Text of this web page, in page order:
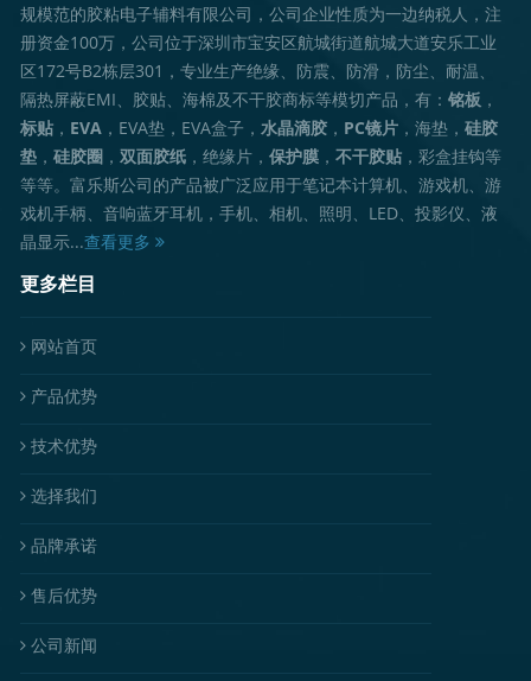
规模范的胶粘电子辅料有限公司，公司企业性质为一边纳税人，注
册资金100万，公司位于深圳市宝安区航城街道航城大道安乐工业
区172号B2栋层301，专业生产绝缘、防震、防滑，防尘、耐温、
隔热屏蔽EMI、胶贴、海棉及不干胶商标等模切产品，有：铭板 ，
标贴 ， EVA ，EVA垫，EVA盒子， 水晶滴胶 ， PC镜片 ，海垫，硅胶
垫 ，硅胶圈 ，双面胶纸 ，绝缘片，保护膜 ，不干胶贴 ，彩盒挂钩等
等等。富乐斯公司的产品被广泛应用于笔记本计算机、游戏机、游
戏机手柄、音响蓝牙耳机，手机、相机、照明、LED、投影仪、液
晶显示...查看更多
更多栏目
网站首页
产品优势
技术优势
选择我们
品牌承诺
售后优势
公司新闻